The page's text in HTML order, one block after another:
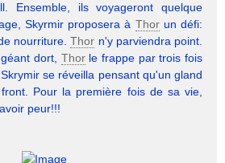
Ensemble, ils voyageront quelque
Skyrmir proposera à Thorun défi:
nourriture.Thor n'y parviendra point.
dort, Thorle frappe par trois fois
se réveilla pensant qu'un gland
Pour la première fois de sa vie,
peur!!!